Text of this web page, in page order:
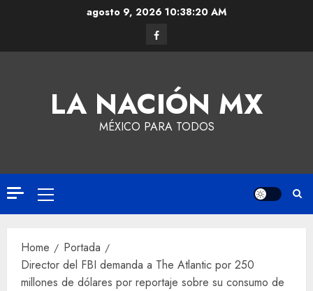
agosto 9, 202610:38:21 AM
LA NACIÓN MX
MÉXICO PARA TODOS
Home
Portada
Director del FBI demanda a The Atlantic por 250
millones de dólares por reportaje sobre su consumo de